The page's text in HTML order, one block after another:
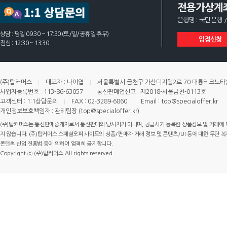
상담 : 평일 09:30 ~ 17:30 (토/일/공휴일 휴무)
점심 : 12:30 ~ 13:30
전용가상계
은행명 : 국민은행
입점신청
(주)탑커머스 대표자 : 나이엽
서울특별시 금천구 가산디지털2로 70 대륭테크노
사업자등록번호 : 113-86-63057
통신판매업신고 : 제2018-서울금천-0113호
고객센터 : 1:1상담문의
FAX : 02-3289-6860
Email : top@specialoffer.kr
개인정보보호책임자 : 관리팀장 (top@specialoffer.kr)
(주)탑커머스는 통신판매중개자로서 통신판매의 당사자가 아니며, 공급사가 등록한 상품정보 및 거래
지 않습니다. (주)탑커머스 스페셜오퍼 사이트의 상품/판매자 거래 정보 및 콘텐츠/UI 등에 대한 무단
콘텐츠 산업 진흥법 등에 의하여 엄격히 금지합니다.
Copyright ⓒ (주)탑커머스 All rights reserved.